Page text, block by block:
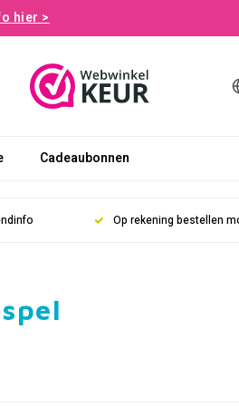
hier >
Cadeaubonnen
Op rekening bestellen